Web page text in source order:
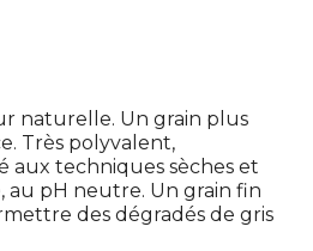
naturelle. Un grain plus
Très polyvalent,
aux techniques sèches et
au pH neutre. Un grain fin
des dégradés de gris